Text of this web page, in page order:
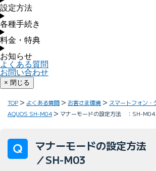
設定方法
各種手続き
料金・特典
お知らせ
よくある質問
お問い合わせ
× 閉じる
TOP よくある質問 お客さま環境
スマートフォン・
AQUOS SH-M04
マナーモードの設定方法 ：SH-
マナーモードの設定方
／SH-M03